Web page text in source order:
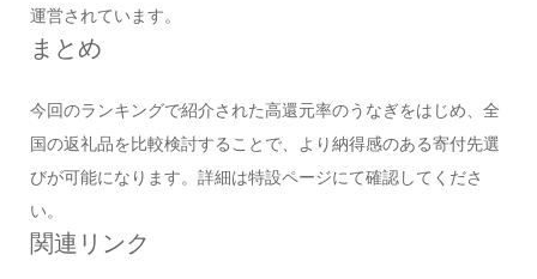
運営されています。
まとめ
今回のランキングで紹介された高還元率のうなぎをはじめ、全
国の返礼品を比較検討することで、より納得感のある寄付先選
びが可能になります。詳細は特設ページにて確認してくださ
い。
関連リンク